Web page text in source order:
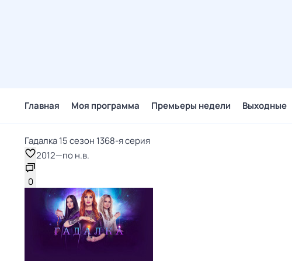
Главная Моя программа Премьеры недели Выходные
Гадaлкa 15 сезон 1368-я серия
2012—по н.в.
0